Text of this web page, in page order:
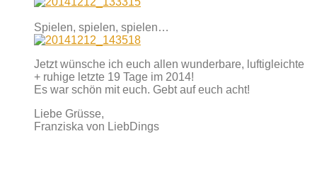
Spielen, spielen, spielen…
Jetzt wünsche ich euch allen wunderbare, luftigleichte
+ ruhige letzte 19 Tage im 2014!
Es war schön mit euch. Gebt auf euch acht!
Liebe Grüsse,
Franziska von LiebDings